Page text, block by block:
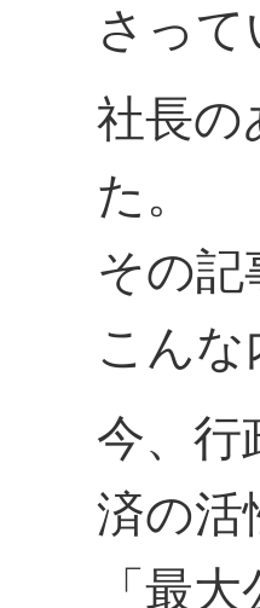
さって
社長の
た。
その
こんな
今、行
済の活
「最